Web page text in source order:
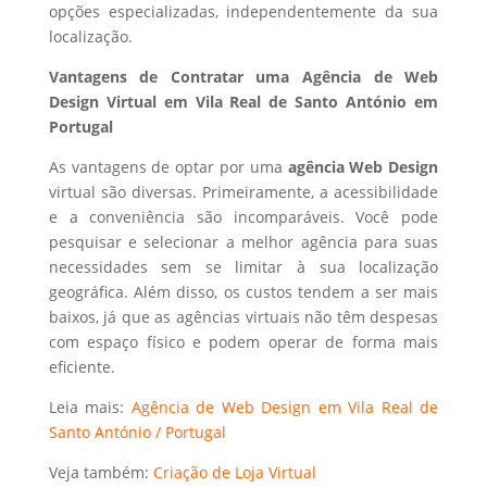
opções especializadas, independentemente da sua
localização.
Vantagens de Contratar uma Agência de Web
Design Virtual em Vila Real de Santo António em
Portugal
As vantagens de optar por uma agência Web Design
virtual são diversas. Primeiramente, a acessibilidade
e a conveniência são incomparáveis. Você pode
pesquisar e selecionar a melhor agência para suas
necessidades sem se limitar à sua localização
geográfica. Além disso, os custos tendem a ser mais
baixos, já que as agências virtuais não têm despesas
com espaço físico e podem operar de forma mais
eficiente.
Leia mais: Agência de Web Design em Vila Real de
Santo António / Portugal
Veja também: Criação de Loja Virtual